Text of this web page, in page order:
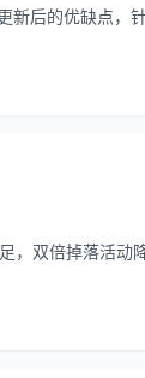
新后的优缺点，
，双倍掉落活动